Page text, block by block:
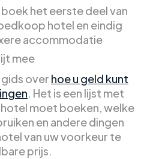
het eerste deel van
hotel en eindig
accommodatie
mee
over hoe u geld kunt
. Het is een lijst met
moet boeken, welke
en andere dingen
van uw voorkeur te
prijs.